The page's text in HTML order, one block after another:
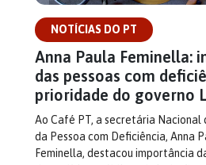
NOTÍCIAS DO PT
Anna Paula Feminella:
das pessoas com
prioridade do governo
Ao Café PT, a secretária Nacional
da Pessoa com Deficiência, Anna
Feminella, destacou importância